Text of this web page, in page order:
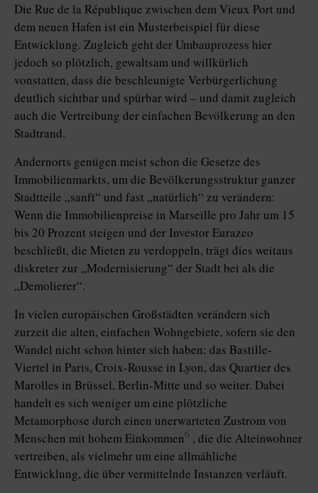
Die Rue de la République zwischen dem Vieux Port und
dem neuen Hafen ist ein Musterbeispiel für diese
Entwicklung. Zugleich geht der Umbauprozess hier
jedoch so plötzlich, gewaltsam und willkürlich
vonstatten, dass die beschleunigte Verbürgerlichung
deutlich sichtbar und spürbar wird – und damit zugleich
auch die Vertreibung der einfachen Bevölkerung an den
Stadtrand.
Andernorts genügen meist schon die Gesetze des
Immobilienmarkts, um die Bevölkerungsstruktur ganzer
Stadtteile „sanft“ und fast „natürlich“ zu verändern:
Wenn die Immobilienpreise in Marseille pro Jahr um 15
bis 20 Prozent steigen und der Investor Eurazeo
beschließt, die Mieten zu verdoppeln, trägt dies weitaus
diskreter zur „Modernisierung“ der Stadt bei als die
„Demolierer“.
In vielen europäischen Großstädten verändern sich
zurzeit die alten, einfachen Wohngebiete, sofern sie den
Wandel nicht schon hinter sich haben: das Bastille-
Viertel in Paris, Croix-Rousse in Lyon, das Quartier des
Marolles in Brüssel, Berlin-Mitte und so weiter. Dabei
handelt es sich weniger um eine plötzliche
Metamorphose durch einen unerwarteten Zustrom von
Menschen mit hohem Einkommen6 , die die Alteinwohner
vertreiben, als vielmehr um eine allmähliche
Entwicklung, die über vermittelnde Instanzen verläuft.